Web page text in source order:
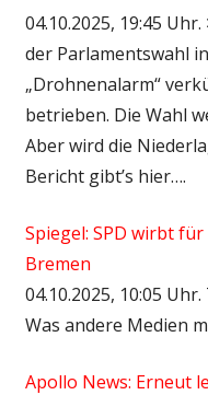
04.10.2025, 19:45
der Parlamentswahl
„Drohnenalarm“
betrieben. Die Wahl
Aber wird die
Bericht gibt’s hier….
Spiegel: SPD wirbt
Bremen
04.10.2025, 10:05
Was andere Medien
Apollo News: Erneut